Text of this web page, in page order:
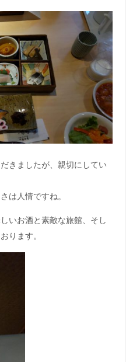
きましたが、親切にしてい
は人情ですね。
いお酒と素敵な旅館、そし
ります。